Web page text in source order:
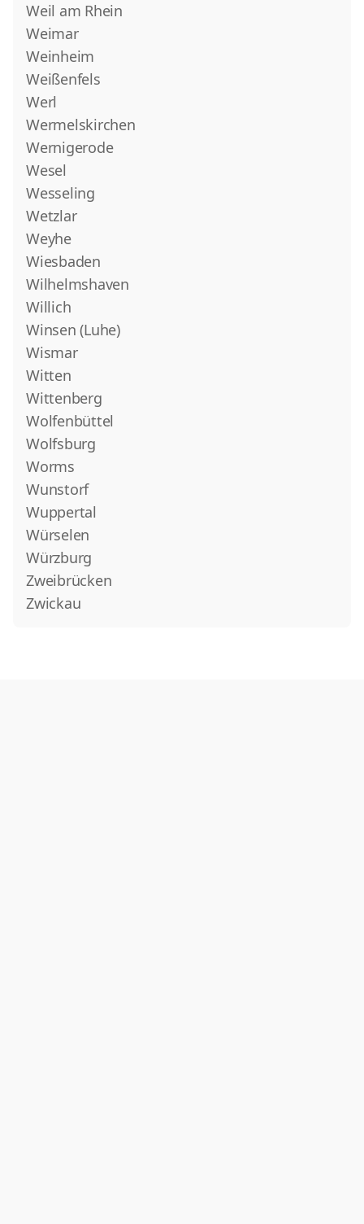
Weil am Rhein
Weimar
Weinheim
Weißenfels
Werl
Wermelskirchen
Wernigerode
Wesel
Wesseling
Wetzlar
Weyhe
Wiesbaden
Wilhelmshaven
Willich
Winsen (Luhe)
Wismar
Witten
Wittenberg
Wolfenbüttel
Wolfsburg
Worms
Wunstorf
Wuppertal
Würselen
Würzburg
Zweibrücken
Zwickau